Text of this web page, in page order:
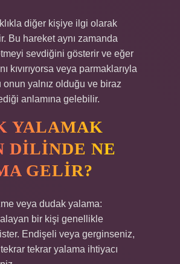
diğer kişiye ilgi olarak
Bu hareket aynı zamanda
sevdiğini gösterir ve eğer
kıvırıyorsa veya parmaklarıyla
yalnız olduğu ve biraz
anlamına gelebilir.
YALAMAK
DILINDE NE
GELIR?
veya dudak yalama:
bir kişi genellikle
Endişeli veya gerginseniz,
tekrar tekrar yalama ihtiyacı